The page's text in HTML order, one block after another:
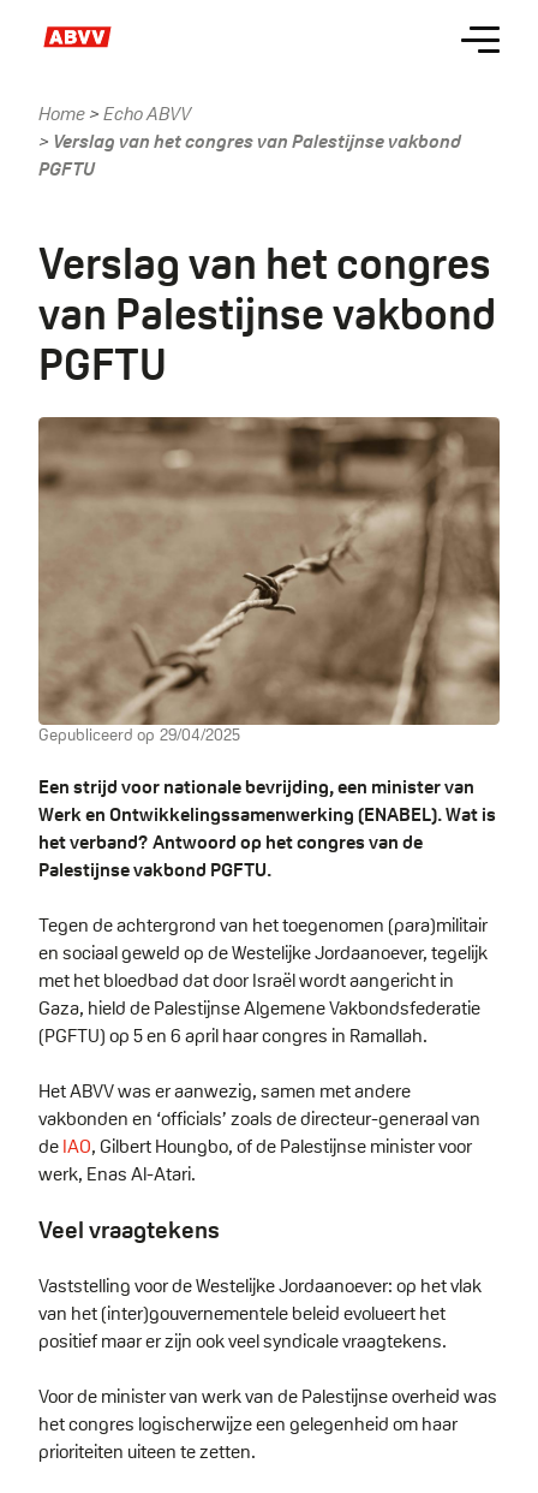
Menu
Kruimelpad
Home
Echo ABVV
Verslag van het congres van Palestijnse vakbond
PGFTU
Verslag van het congres
van Palestijnse vakbond
PGFTU
Gepubliceerd op 29/04/2025
Een strijd voor nationale bevrijding, een minister van
Werk en Ontwikkelingssamenwerking (ENABEL). Wat is
het verband? Antwoord op het congres van de
Palestijnse vakbond PGFTU.
Tegen de achtergrond van het toegenomen (para)militair
en sociaal geweld op de Westelijke Jordaanoever, tegelijk
met het bloedbad dat door Israël wordt aangericht in
Gaza, hield de Palestijnse Algemene Vakbondsfederatie
(PGFTU) op 5 en 6 april haar congres in Ramallah.
Het ABVV was er aanwezig, samen met andere
vakbonden en ‘officials’ zoals de directeur-generaal van
deIAO, Gilbert Houngbo, of de Palestijnse minister voor
werk, Enas Al-Atari.
Veel vraagtekens
Vaststelling voor de Westelijke Jordaanoever: op het vlak
van het (inter)gouvernementele beleid evolueert het
positief maar er zijn ook veel syndicale vraagtekens.
Voor de minister van werk van de Palestijnse overheid was
het congres logischerwijze een gelegenheid om haar
prioriteiten uiteen te zetten.